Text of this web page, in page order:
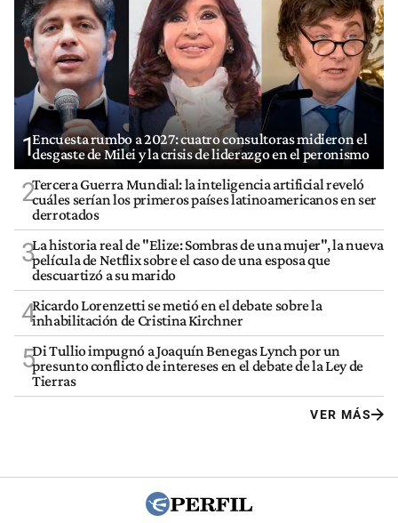
1Encuesta rumbo a 2027: cuatro consultoras midieron el
desgaste de Milei y la crisis de liderazgo en el peronismo
2Tercera Guerra Mundial: la inteligencia artificial reveló
cuáles serían los primeros países latinoamericanos en ser
derrotados
3La historia real de "Elize: Sombras de una mujer", la nueva
película de Netflix sobre el caso de una esposa que
descuartizó a su marido
4Ricardo Lorenzetti se metió en el debate sobre la
inhabilitación de Cristina Kirchner
5Di Tullio impugnó a Joaquín Benegas Lynch por un
presunto conflicto de intereses en el debate de la Ley de
Tierras
VER MÁS